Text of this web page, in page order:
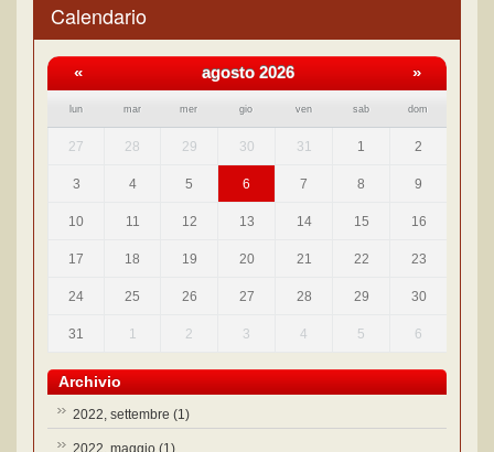
Calendario
« agosto 2026 »
lun mar mer gio ven sab dom
27 28 29 30 31 1 2
3 4 5 6 7 8 9
10 11 12 13 14 15 16
17 18 19 20 21 22 23
24 25 26 27 28 29 30
31 1 2 3 4 5 6
Archivio
2022, settembre (1)
2022, maggio (1)